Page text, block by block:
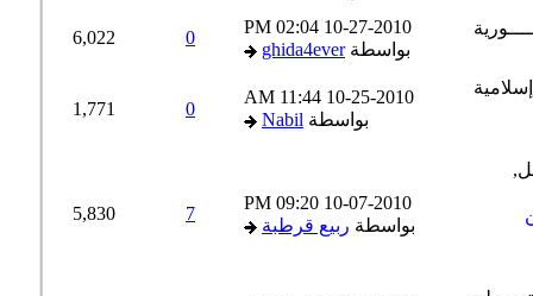
10-27-2010
02:04 PM
بواسطةghida4ever
6,022
10-25-2010
11:44 AM
بواسطةNabil
1,771
10-07-2010
09:20 PM
بواسطةربيع قرطبة
5,830